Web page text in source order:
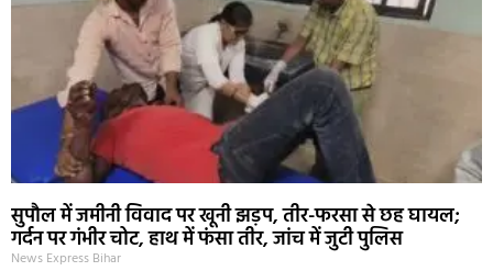
सुपौल में जमीनी विवाद पर खूनी झड़प, तीर-फरसा से छह घायल;
गर्दन पर गंभीर चोट, हाथ में फंसा तीर, जांच में जुटी पुलिस
News Express Bihar